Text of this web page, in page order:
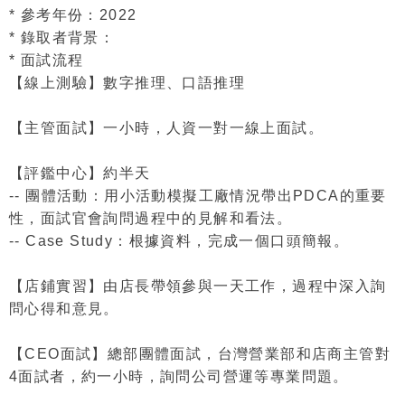
* 參考年份：2022
* 錄取者背景：
* 面試流程
【線上測驗】數字推理、口語推理
【主管面試】一小時，人資一對一線上面試。
【評鑑中心】約半天
-- 團體活動：用小活動模擬工廠情況帶出PDCA的重要
性，面試官會詢問過程中的見解和看法。
-- Case Study：根據資料，完成一個口頭簡報。
【店鋪實習】由店長帶領參與一天工作，過程中深入詢
問心得和意見。
【CEO面試】總部團體面試，台灣營業部和店商主管對
4面試者，約一小時，詢問公司營運等專業問題。